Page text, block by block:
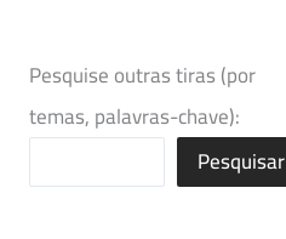
Pesquise outras tiras (por
temas, palavras-chave):
Pesquisar